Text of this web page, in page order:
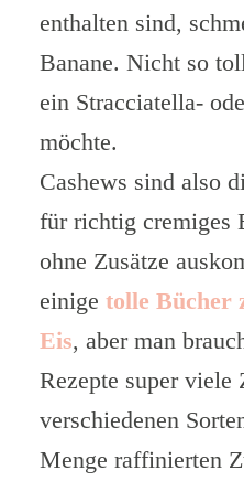
enthalten sind,
Banane. Nicht so
ein Stracciatella-
möchte.
Cashews sind also
für richtig cremiges
ohne Zusätze
einige tolle Bücher
Eis, aber man
Rezepte super viele
verschiedenen
Menge raffinierten